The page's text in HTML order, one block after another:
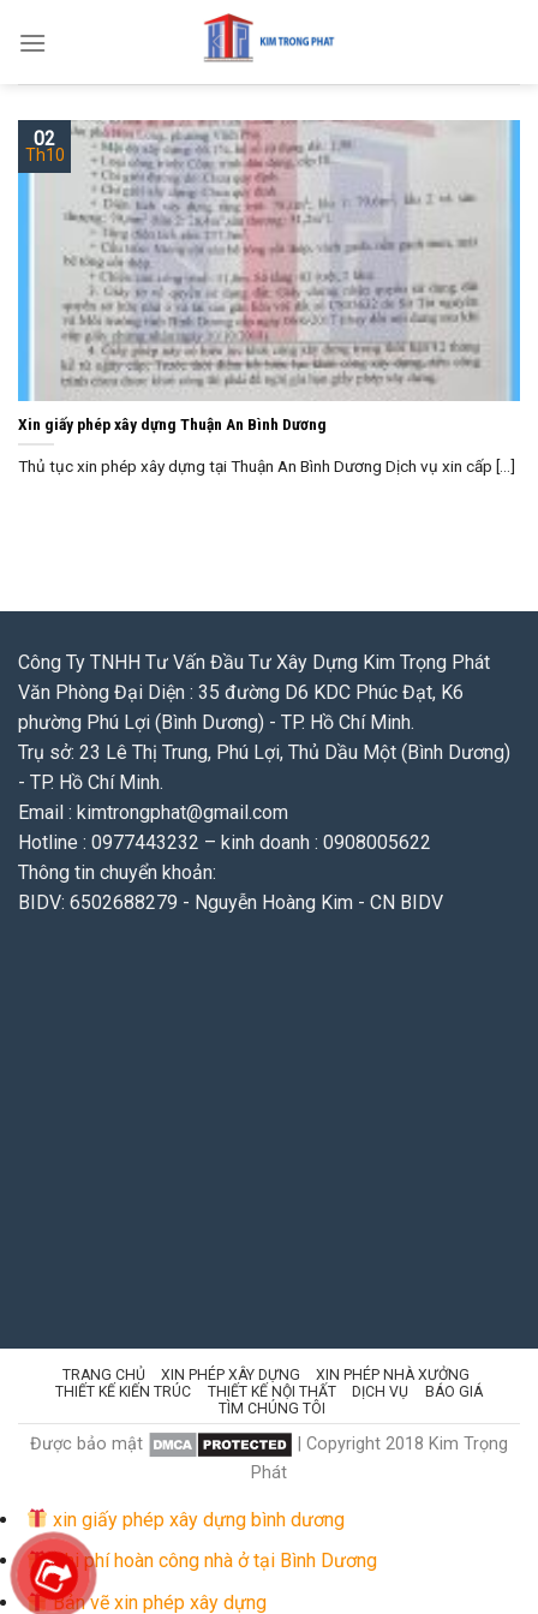
Xin giấy phép xây dựng Thuận An Bình Dương
Thủ tục xin phép xây dựng tại Thuận An Bình Dương Dịch vụ xin cấp [...]
02
Th10
Công Ty TNHH Tư Vấn Đầu Tư Xây Dựng Kim Trọng Phát
Văn Phòng Đại Diện : 35 đường D6 KDC Phúc Đạt, K6
phường Phú Lợi (Bình Dương) - TP. Hồ Chí Minh.
Trụ sở: 23 Lê Thị Trung, Phú Lợi, Thủ Dầu Một (Bình Dương)
- TP. Hồ Chí Minh.
Email : kimtrongphat@gmail.com
Hotline : 0977443232 – kinh doanh : 0908005622
Thông tin chuyển khoản:
BIDV: 6502688279 - Nguyễn Hoàng Kim - CN BIDV
TRANG CHỦ XIN PHÉP XÂY DỰNG
XIN PHÉP NHÀ XƯỞNG
THIẾT KẾ KIẾN TRÚC
THIẾT KẾ NỘI THẤT DỊCH VỤ
BÁO GIÁ
TÌM CHÚNG TÔI
Được bảo mật
| Copyright 2018 Kim Trọng
Phát
xin giấy phép xây dựng bình dương
Chi phí hoàn công nhà ở tại Bình Dương
Bản vẽ xin phép xây dựng